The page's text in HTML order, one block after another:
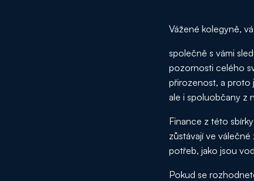
Vážené kolegyně,
společně s vámi
pozornosti celého
přirozenost, a proto
ale i spoluobčany z
Finance z této
zůstávají ve
potřeb, jako jsou
Pokud se